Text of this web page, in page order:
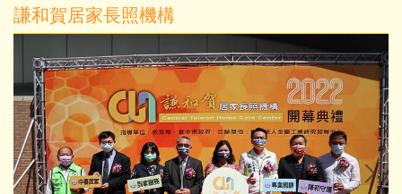
謙和賀居家長照機構